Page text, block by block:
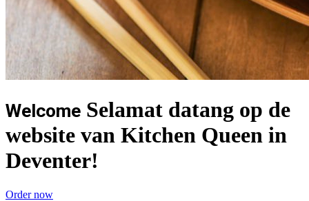
Welcome Selamat datang op de
website van Kitchen Queen in
Deventer!
Order now